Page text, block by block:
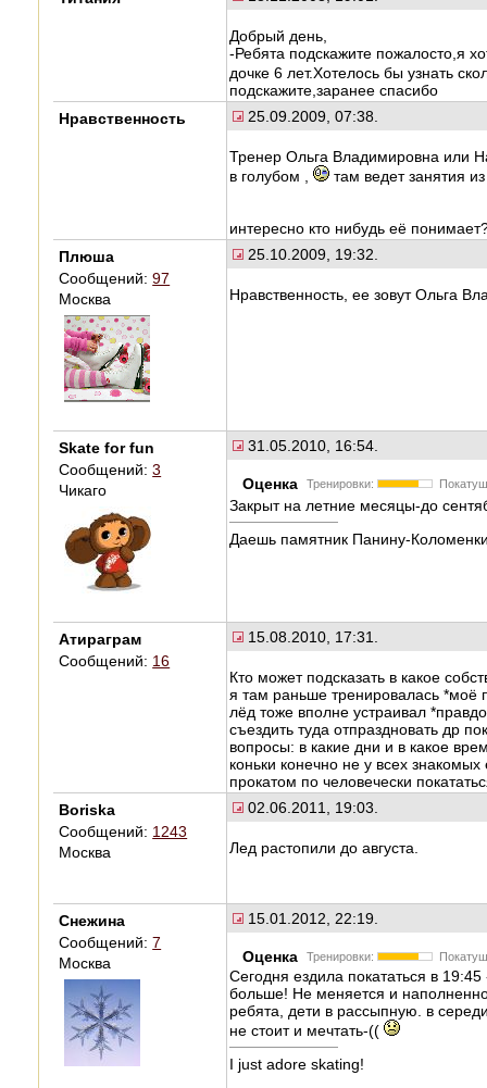
Добрый день,
-Ребята подскажите пожалосто,я
дочке 6 лет.Хотелось бы узнать
подскажите,заранее спасибо
Нравственность
25.09.2009, 07:38.
Тренер Ольга Владимировна или
в голубом ,
там ведет занятия
интересно кто нибудь её
Плюша
Сообщений:97
Москва
25.10.2009, 19:32.
Нравственность, ее зовут Ольга
Skate for fun
Сообщений:3
Чикаго
31.05.2010, 16:54.
Оценка Тренировки:
Закрыт на летние месяцы-до
Даешь памятник Панину-
Атираграм
Сообщений: 16
15.08.2010, 17:31.
Кто может подсказать в какое
я там раньше тренировалась *моё
лёд тоже вполне устраивал
съездить туда отпраздновать др
вопросы: в какие дни и в какое
коньки конечно не у всех
прокатом по человечески
Boriska
Сообщений: 1243
Москва
02.06.2011, 19:03.
Лед растопили до августа.
Снежина
Сообщений:7
Москва
15.01.2012, 22:19.
Оценка Тренировки:
Сегодня ездила покататься в
больше! Не меняется и
ребята, дети в рассыпную. в
не стоит и мечтать-((
I just adore skating!